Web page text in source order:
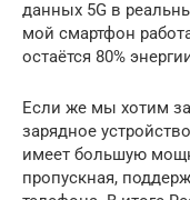
данных 5G в
мой смартфон
остаётся 80%
Если же мы хотим
зарядное
имеет большую
пропускная,